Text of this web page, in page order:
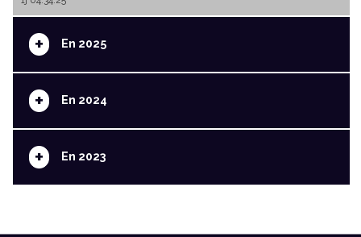
+ En 2025
+ En 2024
+ En 2023